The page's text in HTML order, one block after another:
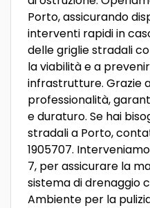
Porto, assicurando
interventi rapidi in
delle griglie stradali
la viabilità e a
infrastrutture. Grazie
professionalità,
e duraturo. Se hai
stradali a Porto,
1905707.
7, per assicurare la
sistema di drenaggio
Ambiente per la